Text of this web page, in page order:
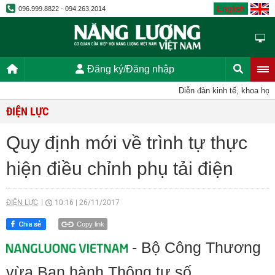
096.999.8822 - 094.263.2014 English
Đăng ký/Đăng nhập
Diễn đàn kinh tế, khoa
ĐIỆN LỰC
Quy định mới về trình tự thực
hiện điều chỉnh phụ tải điện
ĐIỆN LỰC 10:16 26/11/2017
Copy link
- Bộ Công Thương